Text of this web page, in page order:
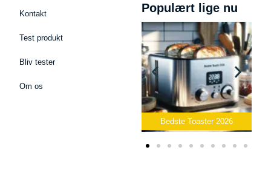
Kontakt
Test produkt
Bliv tester
Om os
Populært lige nu
Bedste Toaster 2026